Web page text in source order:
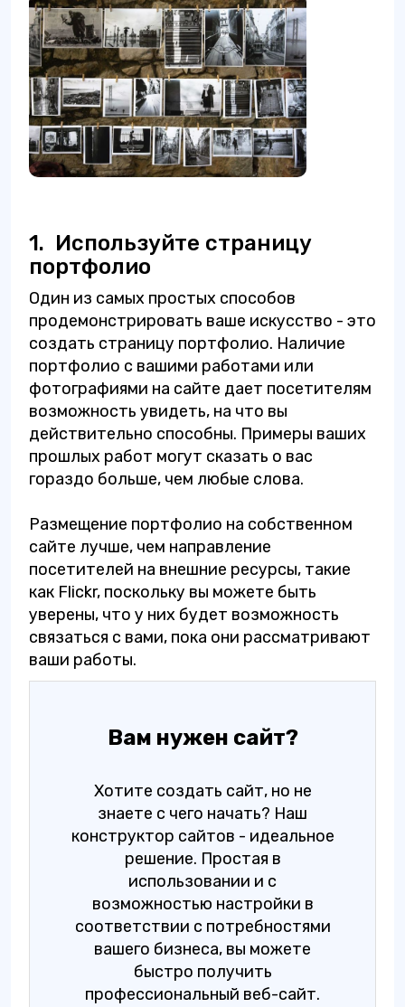
1. Используйте страницу
портфолио
Один из самых простых способов
продемонстрировать ваше искусство - это
создать страницу портфолио. Наличие
портфолио с вашими работами или
фотографиями на сайте дает посетителям
возможность увидеть, на что вы
действительно способны. Примеры ваших
прошлых работ могут сказать о вас
гораздо больше, чем любые слова.
Размещение портфолио на собственном
сайте лучше, чем направление
посетителей на внешние ресурсы, такие
как Flickr, поскольку вы можете быть
уверены, что у них будет возможность
связаться с вами, пока они рассматривают
ваши работы.
Вам нужен сайт?
Хотите создать сайт, но не
знаете с чего начать? Наш
конструктор сайтов - идеальное
решение. Простая в
использовании и с
возможностью настройки в
соответствии с потребностями
вашего бизнеса, вы можете
быстро получить
профессиональный веб-сайт.